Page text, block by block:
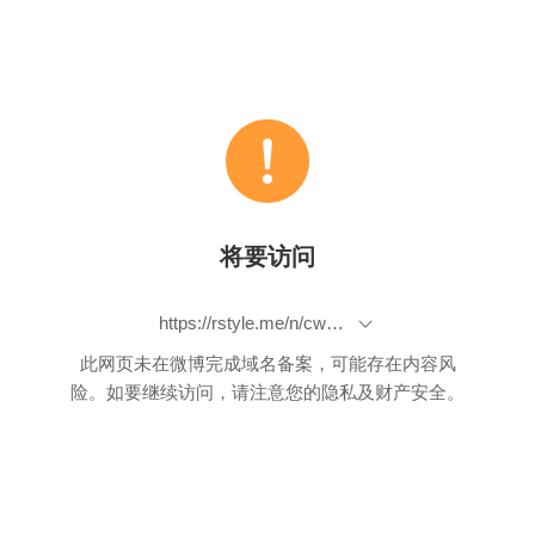
将要访问
https://rstyle.me/n/cwbgy6b7sv7
此网页未在微博完成域名备案，可能存在内容风
险。如要继续访问，请注意您的隐私及财产安全。